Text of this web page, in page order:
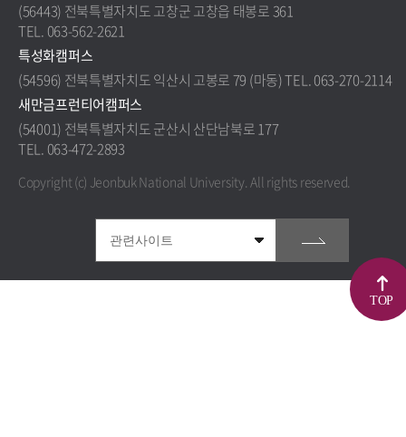
(56443) 전북특별자치도 고창군 고창읍 태봉로 361
TEL. 063-562-2621
특성화캠퍼스
(54596) 전북특별자치도 익산시 고봉로 79 (마동) TEL. 063-270-2114
새만금프런티어캠퍼스
(54001) 전북특별자치도 군산시 산단남북로 177
TEL. 063-472-2893
Copyright (c) Jeonbuk National University.All rights reserved.
TOP